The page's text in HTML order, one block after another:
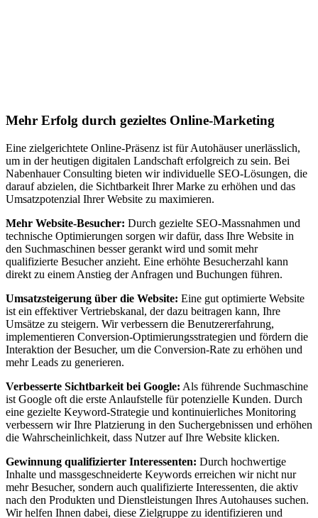
Mehr Erfolg durch gezieltes Online-Marketing
Eine zielgerichtete Online-Präsenz ist für Autohäuser unerlässlich,
um in der heutigen digitalen Landschaft erfolgreich zu sein. Bei
Nabenhauer Consulting bieten wir individuelle SEO-Lösungen, die
darauf abzielen, die Sichtbarkeit Ihrer Marke zu erhöhen und das
Umsatzpotenzial Ihrer Website zu maximieren.
Mehr Website-Besucher: Durch gezielte SEO-Massnahmen und
technische Optimierungen sorgen wir dafür, dass Ihre Website in
den Suchmaschinen besser gerankt wird und somit mehr
qualifizierte Besucher anzieht. Eine erhöhte Besucherzahl kann
direkt zu einem Anstieg der Anfragen und Buchungen führen.
Umsatzsteigerung über die Website: Eine gut optimierte Website
ist ein effektiver Vertriebskanal, der dazu beitragen kann, Ihre
Umsätze zu steigern. Wir verbessern die Benutzererfahrung,
implementieren Conversion-Optimierungsstrategien und fördern die
Interaktion der Besucher, um die Conversion-Rate zu erhöhen und
mehr Leads zu generieren.
Verbesserte Sichtbarkeit bei Google: Als führende Suchmaschine
ist Google oft die erste Anlaufstelle für potenzielle Kunden. Durch
eine gezielte Keyword-Strategie und kontinuierliches Monitoring
verbessern wir Ihre Platzierung in den Suchergebnissen und erhöhen
die Wahrscheinlichkeit, dass Nutzer auf Ihre Website klicken.
Gewinnung qualifizierter Interessenten: Durch hochwertige
Inhalte und massgeschneiderte Keywords erreichen wir nicht nur
mehr Besucher, sondern auch qualifizierte Interessenten, die aktiv
nach den Produkten und Dienstleistungen Ihres Autohauses suchen.
Wir helfen Ihnen dabei, diese Zielgruppe zu identifizieren und